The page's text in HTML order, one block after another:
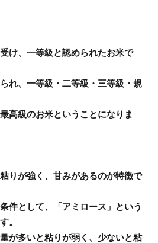
け、一等級と認められたお米で
れ、一等級・二等級・三等級・規
高級のお米ということになりま
りが強く、甘みがあるのが特徴で
件として、「アミロース」という
。
が多いと粘りが弱く、少ないと粘